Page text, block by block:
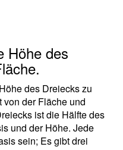
Höhe des
des Dreiecks zu
von der Fläche und
ist die Hälfte des
und der Höhe. Jede
sein; Es gibt drei